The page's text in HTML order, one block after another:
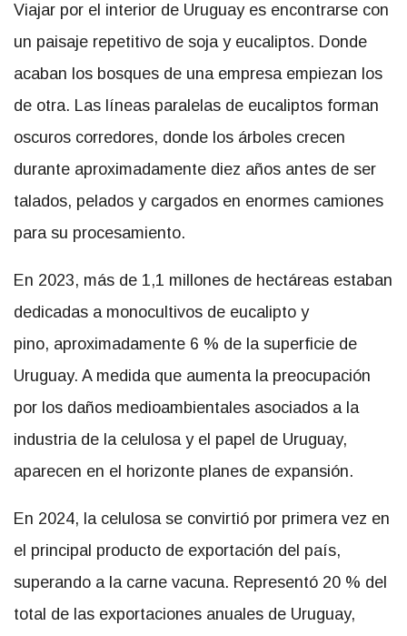
Viajar por el interior de Uruguay es encontrarse con
un paisaje repetitivo de soja y eucaliptos. Donde
acaban los bosques de una empresa empiezan los
de otra. Las líneas paralelas de eucaliptos forman
oscuros corredores, donde los árboles crecen
durante aproximadamente diez años antes de ser
talados, pelados y cargados en enormes camiones
para su procesamiento.
En 2023, más de 1,1 millones de hectáreas estaban
dedicadas a monocultivos de eucalipto y
pino, aproximadamente 6 % de la superficie de
Uruguay. A medida que aumenta la preocupación
por los daños medioambientales asociados a la
industria de la celulosa y el papel de Uruguay,
aparecen en el horizonte planes de expansión.
En 2024, la celulosa se convirtió por primera vez en
el principal producto de exportación del país,
superando a la carne vacuna. Representó 20 % del
total de las exportaciones anuales de Uruguay,